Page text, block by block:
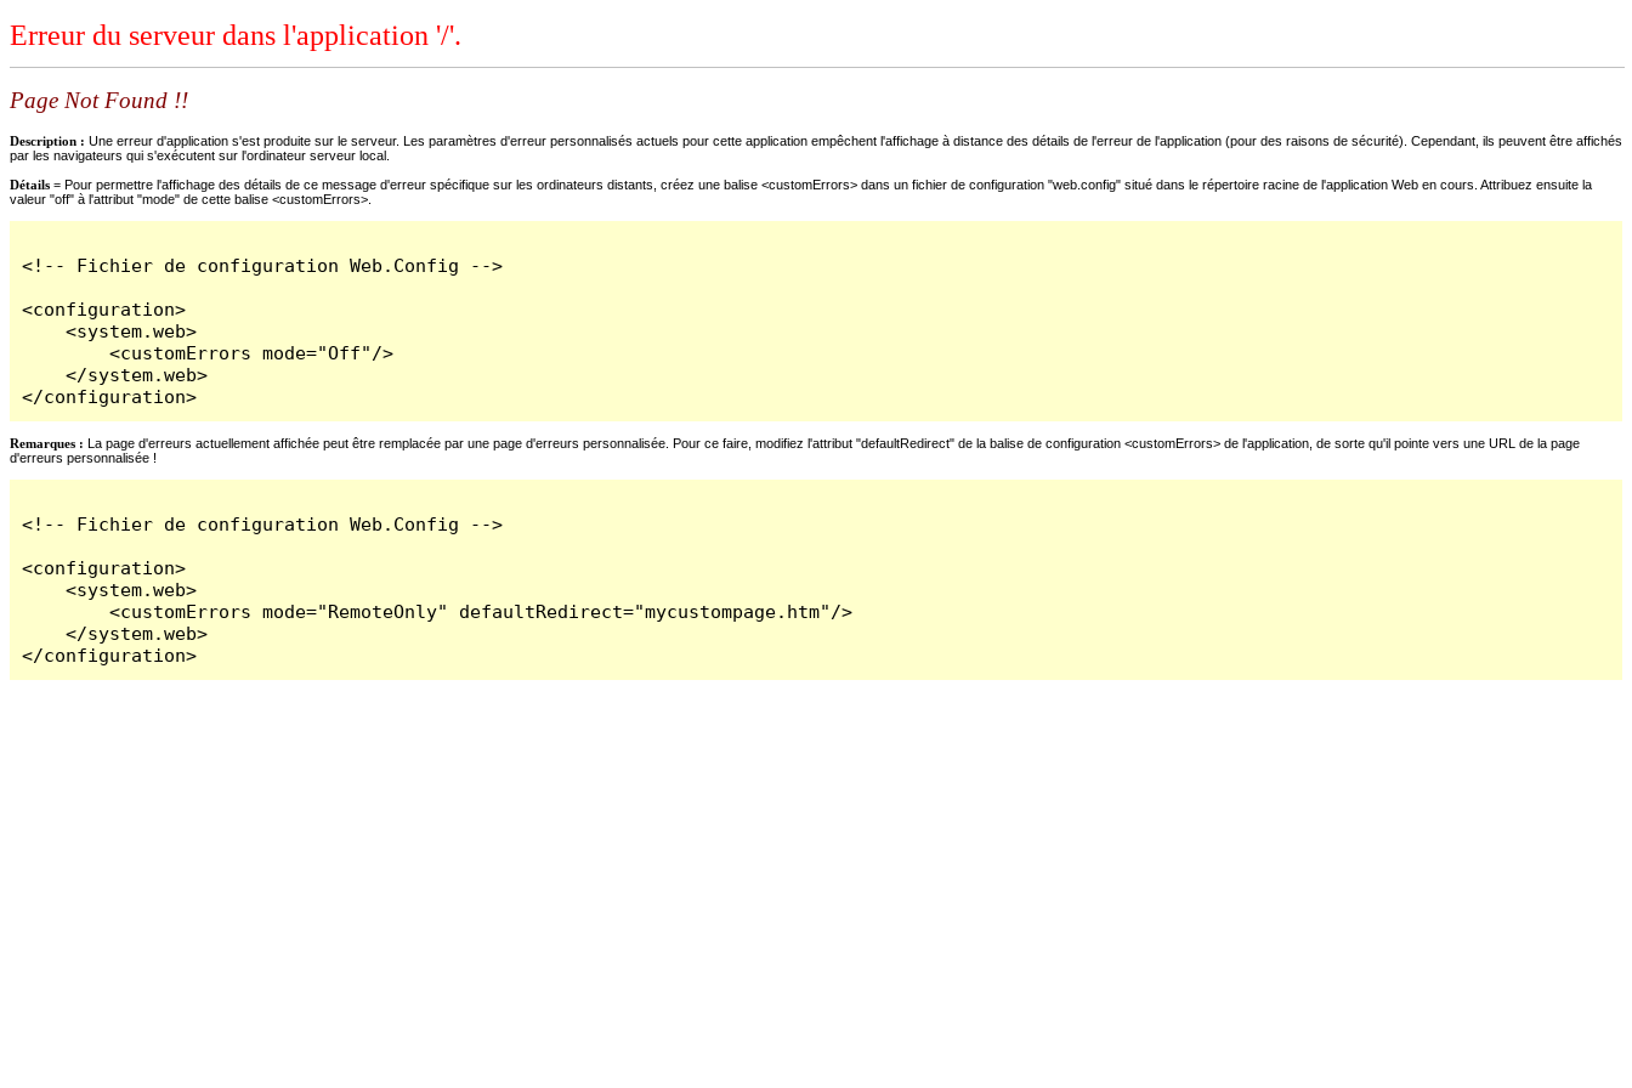
Erreur du serveur dans l'application '/'.
Page Not Found !!
Description : Une erreur d'application s'est produite sur le serveur. Les paramètres d'erreur personnalisés actuels pour cette application empêchent l'affichage à distance des détails de l'erreur de l'application (pour des raisons de sécurité). Cependant, ils peuvent être affichés
par les navigateurs qui s'exécutent sur l'ordinateur serveur local.
Détails = Pour permettre l'affichage des détails de ce message d'erreur spécifique sur les ordinateurs distants, créez une balise <customErrors> dans un fichier de configuration "web.config" situé dans le répertoire racine de l'application Web en cours. Attribuez ensuite la
valeur "off" à l'attribut "mode" de cette balise <customErrors>.
<!-- Fichier de configuration Web.Config -->
<configuration>
    <system.web>
        <customErrors mode="Off"/>
    </system.web>
</configuration>
Remarques : La page d'erreurs actuellement affichée peut être remplacée par une page d'erreurs personnalisée. Pour ce faire, modifiez l'attribut "defaultRedirect" de la balise de configuration <customErrors> de l'application, de sorte qu'il pointe vers une URL de la page
d'erreurs personnalisée !
<!-- Fichier de configuration Web.Config -->
<configuration>
    <system.web>
        <customErrors mode="RemoteOnly" defaultRedirect="mycustompage.htm"/>
    </system.web>
</configuration>